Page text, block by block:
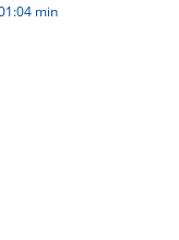
min